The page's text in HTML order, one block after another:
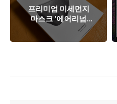
프리미엄 미세먼지
마스크 '에어리넘
(AIRINUM)' 리뷰 - 8
만원짜리 마스크의